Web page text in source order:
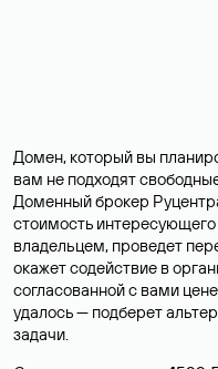
Домен, который вы
вам не подходят
Доменный брокер
стоимость
владельцем, проведет
окажет содействие в
согласованной с вами
удалось — подберет
задачи.